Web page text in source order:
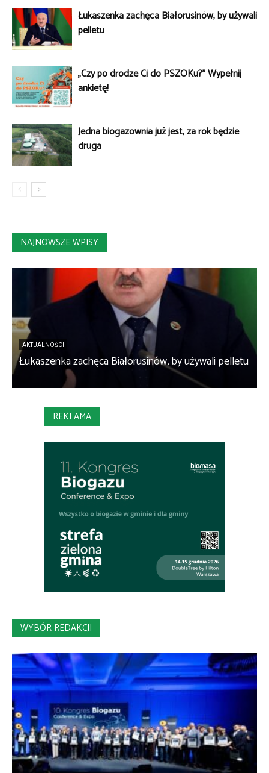
Łukaszenka zachęca Białorusinów, by używali
pelletu
„Czy po drodze Ci do PSZOKu?” Wypełnij
ankietę!
Jedna biogazownia już jest, za rok będzie
druga
NAJNOWSZE WPISY
AKTUALNOŚCI
Łukaszenka zachęca Białorusinów, by używali pelletu
REKLAMA
WYBÓR REDAKCJI